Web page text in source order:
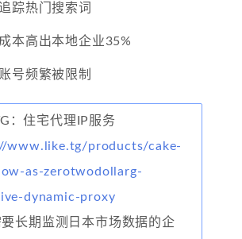
踪热门搜索词
本高出本地企业35%
号频繁被限制
：住宅代理IP服务
www.like.tg/products/cake-
as-zerotwodollarg-
dynamic-proxy
长期监测日本市场数据的企